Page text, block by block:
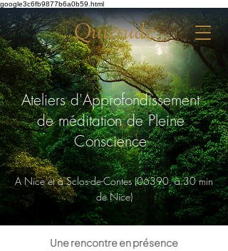
google3c6fb9877b6a0b59.html
Quiétude
Ateliers d'Approfondissement
de méditation de Pleine
Conscience
A Nice et à Sclos-de-Contes (06390, à 30 min
de Nice)
Une rencontre en présence